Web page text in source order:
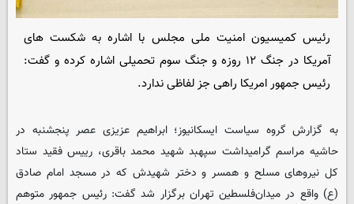
رئیس کمیسیون امنیت ملی مجلس با اشاره به شکست های
آمریکا در جنگ ۱۲ روزه و جنگ سوم تحمیلی اشاره کرده و گفت:
رئیس جمهور امریکا راهی جز لفاظی ندارد.
به گزارش گروه سیاست ایسکانیوز؛ ابراهیم عزیزی عصر پنجشنبه در
حاشیه مراسم گرامیداشت سپهبد شهید محمد باقری، رییس فقید ستاد
کل‌ نیروهای‌ مسلح و همسر و دختر شهیدش که در مسجد امام صادق
(ع) واقع در میدان‌فلسطین تهران برگزار شد گفت: رئیس جمهور متوهم